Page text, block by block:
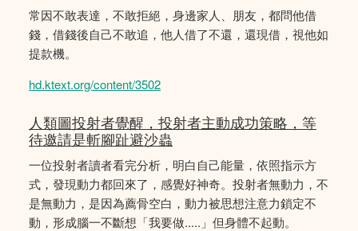
常因不敢表達，不敢拒絕，身邊家人、朋友，都問他借
錢，借錢後自己不敢追，他人借了不還，還現借，視他如
提款機。
hd.ktext.org/content/3502
人類圖投射者覺醒，投射者主動成功策略，等
待邀請是斬腳趾避沙蟲
一位投射者讀者看完分析，明白自己能量，依照指示方
式，發現動力都回來了，感覺好神奇。投射者無動力，不
是無動力，是因為薦骨空白，動力被思想注意力鎖定不
動，形成腦一不斷想「我要做.....」但身體不起動。